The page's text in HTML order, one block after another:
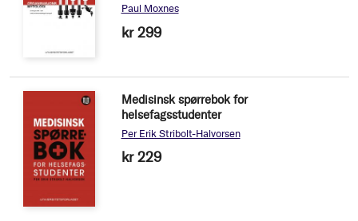
Paul Moxnes
kr 299
Medisinsk spørrebok for
helsefagsstudenter
Per Erik Stribolt-Halvorsen
kr 229